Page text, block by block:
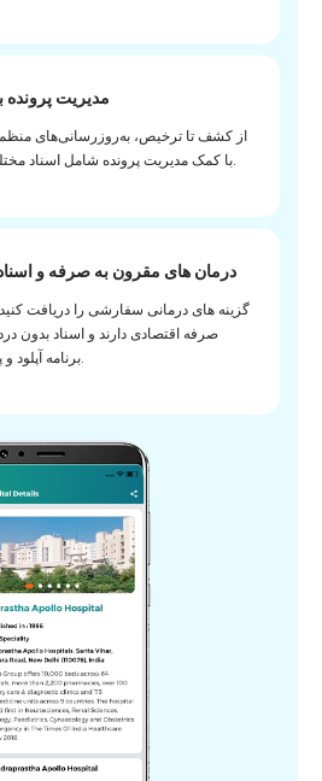
مدیریت پرونده
از کشف تا ترخیص، به‌روزرسانی‌های
با کمک مدیریت پرونده شامل اسناد مختلف دریافت کنید.
درمان های مقرون به صرفه و
گزینه های درمانی سفارشی را دریافت
صرفه اقتصادی دارند و اسناد بدون
برنامه آپلود و پردازش می‌کنند.